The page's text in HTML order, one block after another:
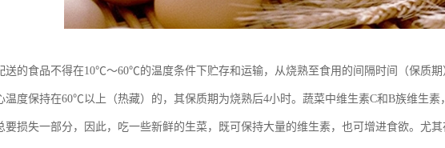
送的食品不得在10℃～60℃的温度条件下贮存和运输，从烧熟至食用的间隔时间（保质
温度保持在60℃以上（热藏）的，其保质期为烧熟后4小时。蔬菜中维生素C和B族维生
要损失一部分，因此，吃一些新鲜的生菜，既可保持大量的维生素，也可增进食欲。尤